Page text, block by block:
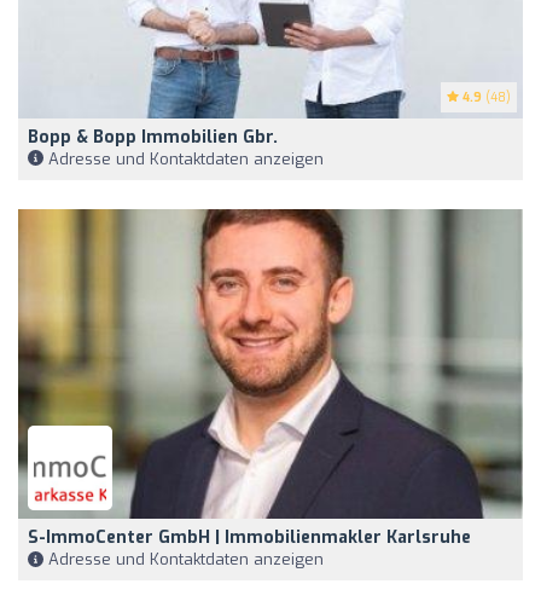
4.9 (48)
Bopp & Bopp Immobilien Gbr.
Adresse und Kontaktdaten anzeigen
S-ImmoCenter GmbH | Immobilienmakler Karlsruhe
Adresse und Kontaktdaten anzeigen